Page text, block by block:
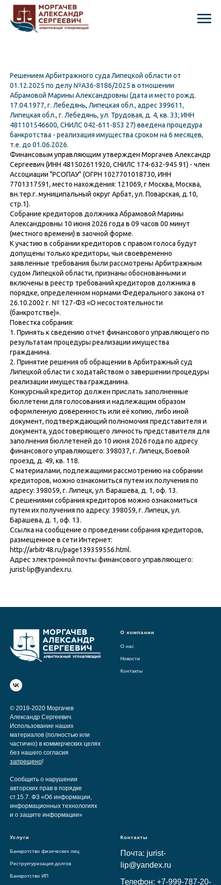
Решением Арбитражного суда Липецкой области от
01.12.2025 по делу №А36-8186/2025 в отношении
Абрамовой Марины Александровны (дата и место рожд.
17.04.1977, г. Лебедянь, Липецкая обл., адрес 399611,
Липецкая обл., г. Лебедянь, ул. Трудовая, д. 4, кв. 33; ИНН
481101546600, СНИЛС 042-611-853 27) введена процедура
банкротства - реализация имущества сроком на 6 месяцев,
т.е. до 01.06.2026.
Финансовым управляющим утвержден Моргачев Александр
Сергеевич (ИНН 481502611920, СНИЛС 174-632-945 91) - член
Ассоциации "РСОПАУ" (ОГРН 1027701018730, ИНН
7701317591, место нахождения: 121069, г Москва, Москва,
вн.тер.г. муниципальный округ Арбат, ул. Поварская, д.10,
стр.1).
Собрание кредиторов должника Абрамовой Марины
Александровны 10 июня 2026 года в 09 часов 00 минут
(местного времени) в заочной форме.
К участию в собрании кредиторов с правом голоса будут
допущены только кредиторы, чьи своевременно
заявленные требования были рассмотрены Арбитражным
судом Липецкой области, признаны обоснованными и
включены в реестр требований кредиторов должника в
порядке, определенном нормами Федерального закона от
26.10.2002 г. № 127-ФЗ «О несостоятельности
(банкротстве)».
Повестка собрания:
1. Принять к сведению отчет финансового управляющего по
результатам процедуры реализации имущества
гражданина.
2. Принятие решения об обращении в Арбитражный суд
Липецкой области с ходатайством о завершении процедуры
реализации имущества гражданина.
Конкурсный кредитор должен прислать заполненные
бюллетени для голосования и надлежащим образом
оформленную доверенность или её копию, либо иной
документ, подтверждающий полномочия представителя и
документа, удостоверяющего личность представителя для
заполнения бюллетеней до 10 июня 2026 года по адресу
финансового управляющего: 398037, г. Липецк, Боевой
проезд, д. 49, кв. 118.
С материалами, подлежащими рассмотрению на собрании
кредиторов, можно ознакомиться путем их получения по
адресу: 398059, г. Липецк, ул. Барашева, д. 1, оф. 13.
С решениями собрания кредиторов можно ознакомиться
путем их получения по адресу: 398059, г. Липецк, ул.
Барашева, д. 1, оф. 13.
Ссылка на сообщение о проведении собрания кредиторов,
размещенное в сети Интернет:
http://arbitr48.ru/page139359556.html.
Адрес электронной почты финансового управляющего:
jurist-lip@yandex.ru.
© 2019-2020 Моргачев
Александр Сергеевич.
Использование наших
материалов (полностью или
частично) в коммерческих целях
без нашего согласия
запрещено!
Сообщить о нарушении
авторских прав в порядке
ст.15.7. ФЗ «Об информации,
информационных технологиях
и о защите информации»
О компании
О нас
Новости
Контакты
Услуги
Банкротство физических лиц
Реструктуризация долгов
Банкротство ИП
Контакты
Почта: jurist-
lip@yandex.ru
Телефон: +7-999-787-20-